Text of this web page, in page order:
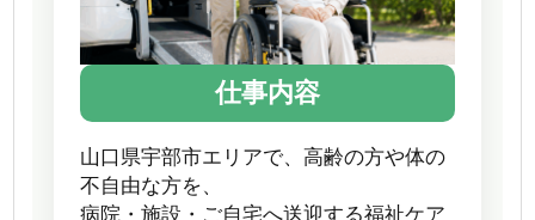
仕事内容
山口県宇部市エリアで、高齢の方や体の
不自由な方を、
病院・施設・ご自宅へ送迎する福祉ケア